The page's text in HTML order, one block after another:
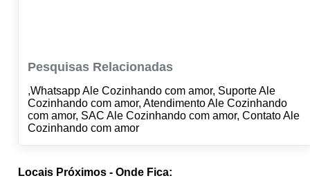
Pesquisas Relacionadas
,Whatsapp Ale Cozinhando com amor, Suporte Ale
Cozinhando com amor, Atendimento Ale Cozinhando
com amor, SAC Ale Cozinhando com amor, Contato Ale
Cozinhando com amor
Locais Próximos - Onde Fica: